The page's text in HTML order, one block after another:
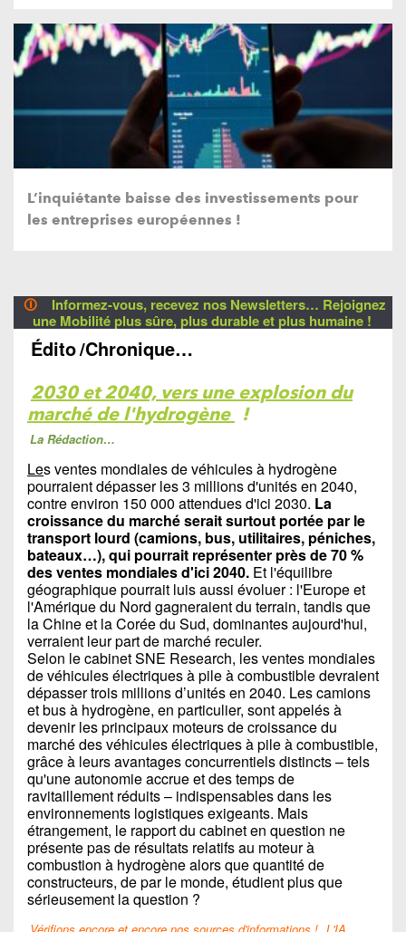
L’inquiétante baisse des investissements pour
les entreprises européennes !
🛈
Informez-vous, recevez nos Newsletters… Rejoignez
une Mobilité plus sûre, plus durable et plus humaine !
Édito/Chronique…
2030 et 2040, vers une explosion du
marché de l'hydrogène !
La Rédaction…
Les ventes mondiales de véhicules à hydrogène
pourraient dépasser les 3 millions d'unités en 2040,
contre environ 150 000 attendues d'ici 2030. La
croissance du marché serait surtout portée par le
transport lourd (camions, bus, utilitaires, péniches,
bateaux…), qui pourrait représenter près de 70 %
des ventes mondiales d'ici 2040. Et l'équilibre
géographique pourrait luis aussi évoluer : l'Europe et
l'Amérique du Nord gagneraient du terrain, tandis que
la Chine et la Corée du Sud, dominantes aujourd'hui,
verraient leur part de marché reculer.
Selon le cabinet SNE Research, les ventes mondiales
de véhicules électriques à pile à combustible devraient
dépasser trois millions d’unités en 2040. Les camions
et bus à hydrogène, en particulier, sont appelés à
devenir les principaux moteurs de croissance du
marché des véhicules électriques à pile à combustible,
grâce à leurs avantages concurrentiels distincts – tels
qu'une autonomie accrue et des temps de
ravitaillement réduits – indispensables dans les
environnements logistiques exigeants. Mais
étrangement, le rapport du cabinet en question ne
présente pas de résultats relatifs au moteur à
combustion à hydrogène alors que quantité de
constructeurs, de par le monde, étudient plus que
sérieusement la question ?
Vérifions encore et encore nos sources d'informations ! L'IA